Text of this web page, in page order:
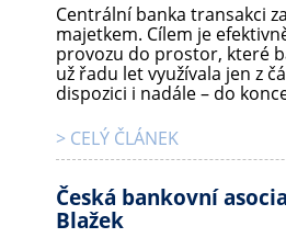
Centrální banka transakci
majetkem. Cílem je
provozu do prostor, které
už řadu let využívala jen z
dispozici i nadále – do
> CELÝ ČLÁNEK
Česká bankovní
Blažek